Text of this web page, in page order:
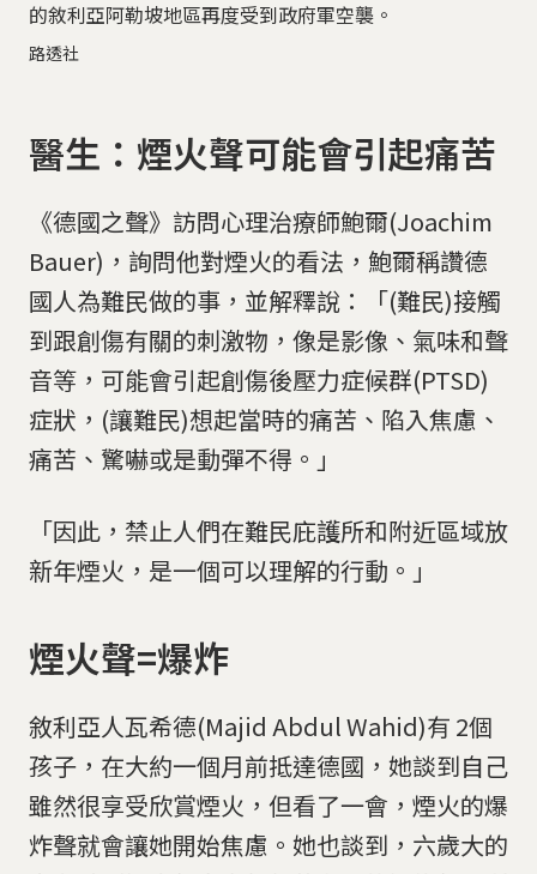
的敘利亞阿勒坡地區再度受到政府軍空襲。
路透社
醫生：煙火聲可能會引起痛苦
《德國之聲》訪問心理治療師鮑爾(Joachim
Bauer)，詢問他對煙火的看法，鮑爾稱讚德
國人為難民做的事，並解釋說：「(難民)接觸
到跟創傷有關的刺激物，像是影像、氣味和聲
音等，可能會引起創傷後壓力症候群(PTSD)
症狀，(讓難民)想起當時的痛苦、陷入焦慮、
痛苦、驚嚇或是動彈不得。」
「因此，禁止人們在難民庇護所和附近區域放
新年煙火，是一個可以理解的行動。」
煙火聲=爆炸
敘利亞人瓦希德(Majid Abdul Wahid)有 2個
孩子，在大約一個月前抵達德國，她談到自己
雖然很享受欣賞煙火，但看了一會，煙火的爆
炸聲就會讓她開始焦慮。她也談到，六歲大的